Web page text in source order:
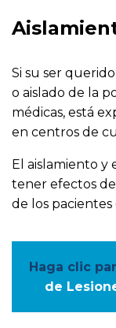
Si su ser
o aislado de la
médicas, está
en centros de
El aislamiento
tener efectos
de los
Haga clic
de